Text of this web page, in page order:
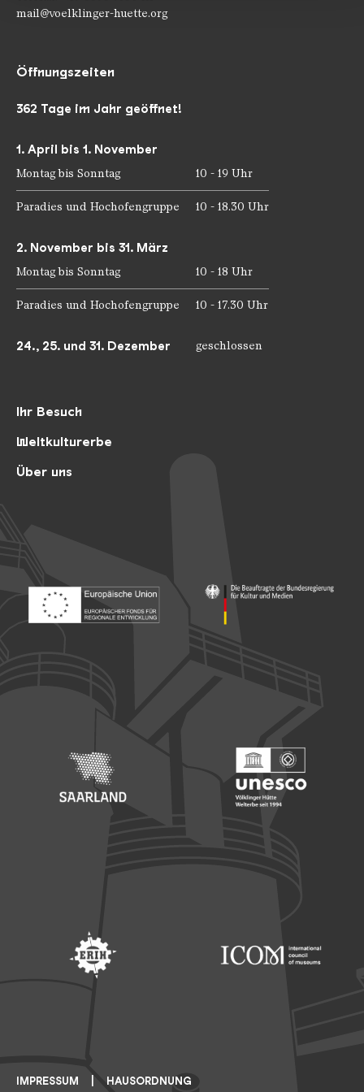
mail@voelklinger-huette.org
Ihr Besuch
Weltkulturerbe
Über uns
Öffnungszeiten
362 Tage im Jahr geöffnet!
1. April bis 1. November
Montag bis Sonntag 10 - 19 Uhr
Paradies und Hochofengruppe 10 - 18.30 Uhr
2. November bis 31. März
Montag bis Sonntag 10 - 18 Uhr
Paradies und Hochofengruppe 10 - 17.30 Uhr
24., 25. und 31. Dezember geschlossen
IMPRESSUM HAUSORDNUNG